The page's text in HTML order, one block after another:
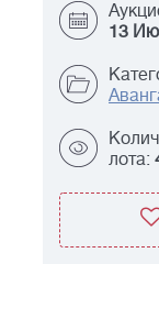
13
лота: